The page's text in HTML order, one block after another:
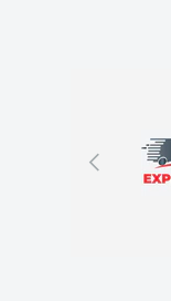
Précédent